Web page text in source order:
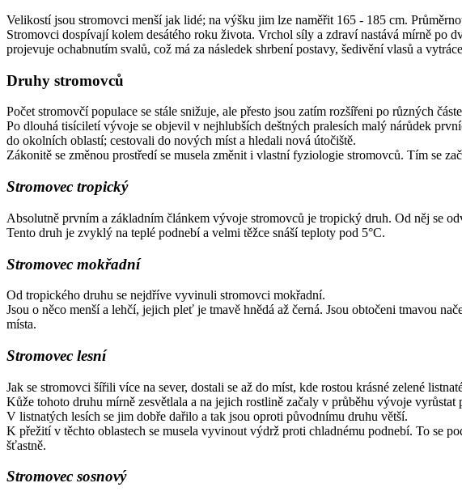
Velikostí jsou stromovci menší jak lidé; na výšku jim lze naměřit 165 - 185 cm.
Stromovci dospívají kolem desátého roku života. Vrchol síly a zdraví nastává mírně po
projevuje ochabnutím svalů, což má za následek shrbení postavy, šedivění vlasů a
Druhy stromovců
Počet stromovčí populace se stále snižuje, ale přesto jsou zatím rozšířeni po různých
Po dlouhá tisíciletí vývoje se objevil v nejhlubších deštných pralesích malý nárůdek
do okolních oblastí; cestovali do nových míst a hledali nová útočiště.
Zákonitě se změnou prostředí se musela změnit i vlastní fyziologie stromovců. Tím se
Stromovec tropický
Absolutně prvním a základním článkem vývoje stromovců je tropický druh. Od něj se
Tento druh je zvyklý na teplé podnebí a velmi těžce snáší teploty pod 5°C.
Stromovec mokřadní
Od tropického druhu se nejdříve vyvinuli stromovci mokřadní.
Jsou o něco menší a lehčí, jejich pleť je tmavě hnědá až černá. Jsou obtočeni tmavou
místa.
Stromovec lesní
Jak se stromovci šířili více na sever, dostali se až do míst, kde rostou krásné zelené
Kůže tohoto druhu mírně zesvětlala a na jejich rostlině začaly v průběhu vývoje vyrůstat
V listnatých lesích se jim dobře dařilo a tak jsou oproti původnímu druhu větší.
K přežití v těchto oblastech se musela vyvinout výdrž proti chladnému podnebí. To se
šťastně.
Stromovec sosnový